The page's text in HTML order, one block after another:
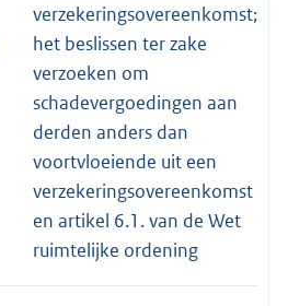
verzekeringsovereenkomst;
het beslissen ter zake
verzoeken om
schadevergoedingen aan
derden anders dan
voortvloeiende uit een
verzekeringsovereenkomst
en artikel 6.1. van de Wet
ruimtelijke ordening